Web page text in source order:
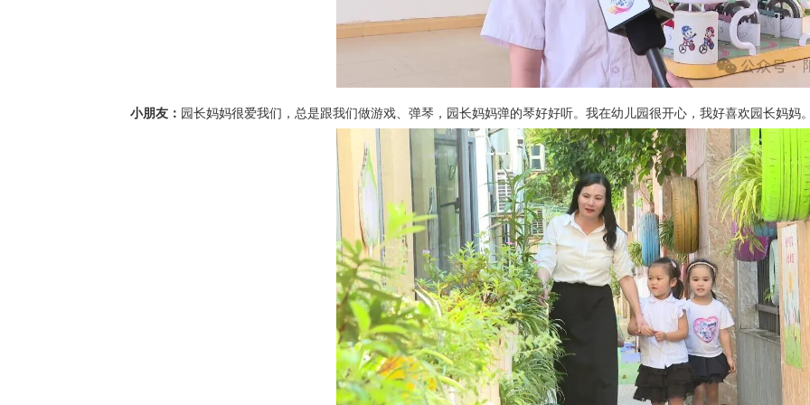
小朋友： 园长妈妈很爱我们，总是跟我们做游戏、弹琴，园长妈妈弹的琴好好听。我在幼儿园很开心，我好喜欢园长妈妈